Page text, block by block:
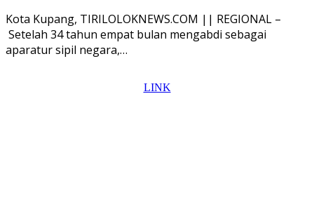
Kota Kupang, TIRILOLOKNEWS.COM || REGIONAL –
Setelah 34 tahun empat bulan mengabdi sebagai
aparatur sipil negara,…